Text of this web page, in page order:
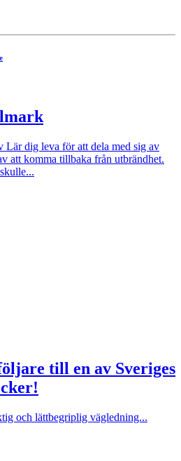
dig leva för att dela med sig av
att komma tillbaka från utbrändhet.
till en av Sveriges
och lättbegriplig vägledning...